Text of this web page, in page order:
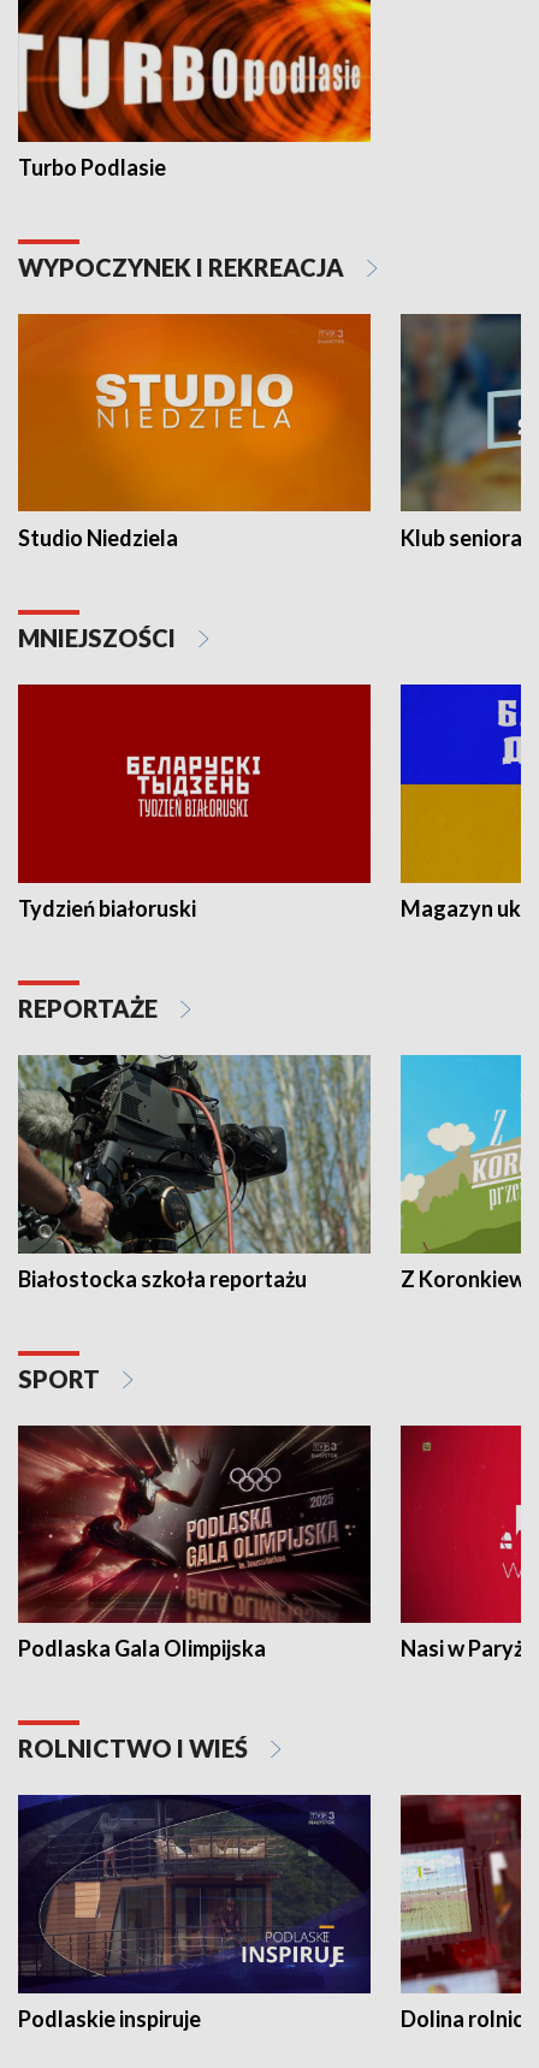
Turbo Podlasie
WYPOCZYNEK I REKREACJA
Studio Niedziela Klub seniora
MNIEJSZOŚCI
Tydzień białoruski Magazyn
REPORTAŻE
Białostocka szkoła reportażu Z
SPORT
Podlaska Gala Olimpijska Nasi w Paryżu
ROLNICTWO I WIEŚ
Podlaskie inspiruje Dolina